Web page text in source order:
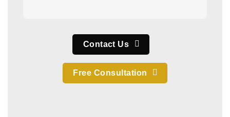
Contact Us
Free Consultation